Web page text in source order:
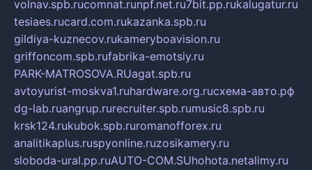
volnav.spb.rucomnat.runpf.net.ru7bit.pp.rukalugatur.ru
tesiaes.rucard.com.rukazanka.spb.ru
gildiya-kuznecov.rukameryboavision.ru
griffoncom.spb.rufabrika-emotsiy.ru
PARK-MATROSOVA.RUagat.spb.ru
avtoyurist-moskva1.ruhardware.org.ruсхема-авто.рф
dg-lab.ruangrup.rurecruiter.spb.rumusic8.spb.ru
krsk124.rukubok.spb.ruromanofforex.ru
analitikaplus.ruspyonline.ruzosikamery.ru
sloboda-ural.pp.ruAUTO-COM.SUhohota.netalimy.ru